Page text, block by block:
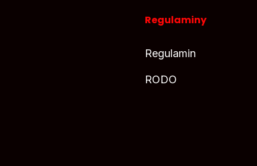
Regulaminy
Regulamin
RODO